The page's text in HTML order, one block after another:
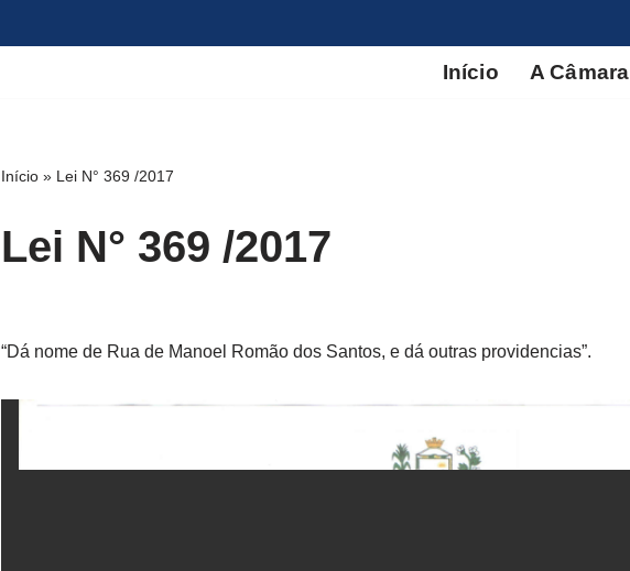
Início A Câmara
Início » Lei N° 369 /2017
Lei N° 369 /2017
“Dá nome de Rua de Manoel Romão dos Santos, e dá outras providencias”.